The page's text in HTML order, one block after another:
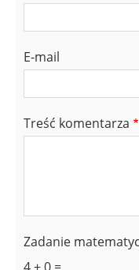
E-mail
Treść komentarza
Zadanie